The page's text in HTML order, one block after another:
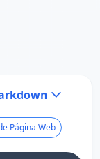
Página Web